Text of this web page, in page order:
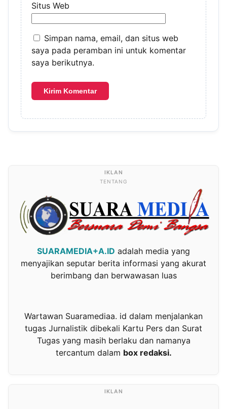
Situs Web
Simpan nama, email, dan situs web
saya pada peramban ini untuk komentar
saya berikutnya.
TENTANG
SUARAMEDIA+A.ID adalah media yang
menyajikan seputar berita informasi yang akurat
berimbang dan berwawasan luas
Wartawan Suaramediaa. id dalam menjalankan
tugas Jurnalistik dibekali Kartu Pers dan Surat
Tugas yang masih berlaku dan namanya
tercantum dalam box redaksi.